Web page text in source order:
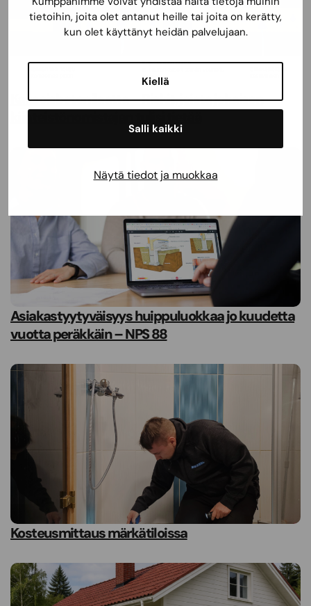
tietoihin, joita olet antanut heille tai joita on kerätty,
kun olet käyttänyt heidän palvelujaan.
Kiellä
Salli kaikki
Näytä tiedot ja muokkaa
Kaksoisbetonilaatta – Riskit, joista jokaisen
kiinteistönomistajan tulisi tietää
Asiakastyytyväisyys huippuluokkaa jo kuudetta
vuotta peräkkäin – NPS 88
Kosteusmittaus märkätiloissa